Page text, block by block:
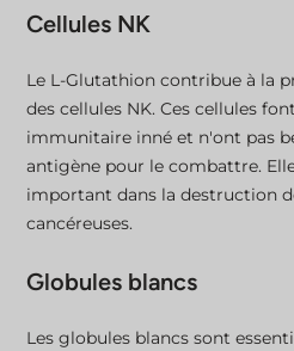
Cellules NK
Le L-Glutathion contribue à la
des cellules NK. Ces cellules
immunitaire inné et n'ont pas
antigène pour le combattre.
important dans la destruction
cancéreuses.
Globules blancs
Les globules blancs sont